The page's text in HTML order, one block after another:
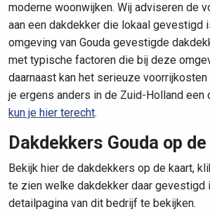
moderne woonwijken. Wij adviseren de
aan een dakdekker die lokaal gevestigd
omgeving van Gouda gevestigde
met typische factoren die bij deze
daarnaast kan het serieuze voorrijkosten
je ergens anders in de Zuid-Holland een
kun je hier terecht.
Dakdekkers Gouda op
Bekijk hier de dakdekkers op de kaart,
te zien welke dakdekker daar gevestigd
detailpagina van dit bedrijf te bekijken.